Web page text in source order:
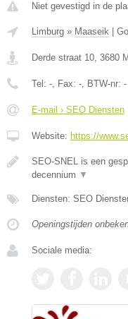
Niet gevestigd in de
Limburg » Maaseik
Derde straat 10, 3680
Tel: -, Fax: -, BTW-nr: -
E-mail › SEO Diensten
Website: https://
SEO-SNEL is een
decennium ▼
Diensten: SEO
Openingstijden
Sociale media: